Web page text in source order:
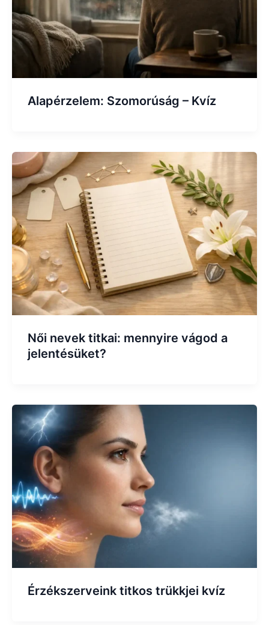
Alapérzelem: Szomorúság – Kvíz
Női nevek titkai: mennyire vágod a
jelentésüket?
Érzékszerveink titkos trükkjei kvíz